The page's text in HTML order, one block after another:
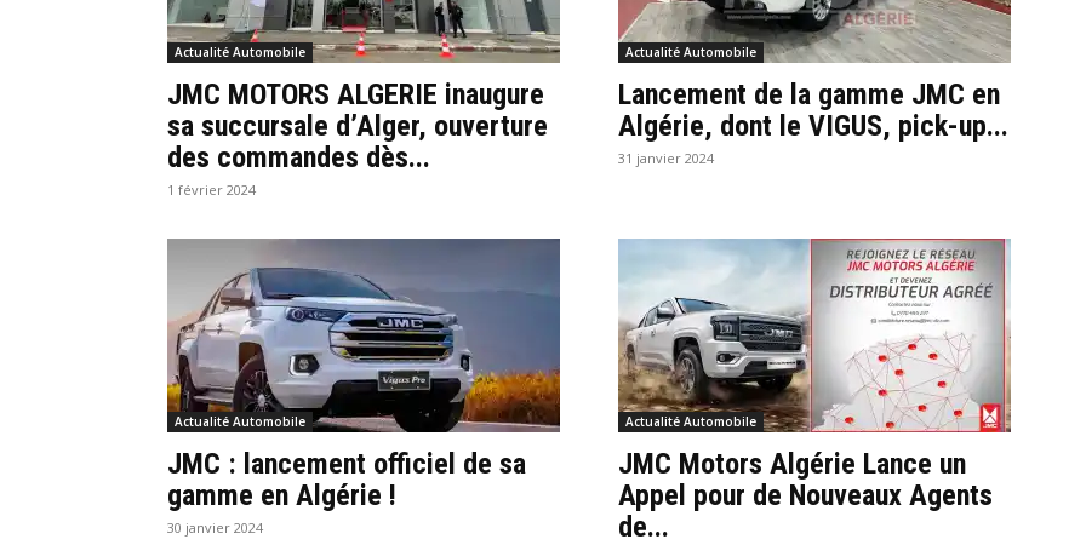
Actualité Automobile
JMC MOTORS ALGERIE inaugure
sa succursale d’Alger, ouverture
des commandes dès...
1 février 2024
Actualité Automobile
Lancement de la gamme JMC en
Algérie, dont le VIGUS, pick-up...
31 janvier 2024
Actualité Automobile
JMC : lancement officiel de sa
gamme en Algérie !
30 janvier 2024
Actualité Automobile
JMC Motors Algérie Lance un
Appel pour de Nouveaux Agents
de...